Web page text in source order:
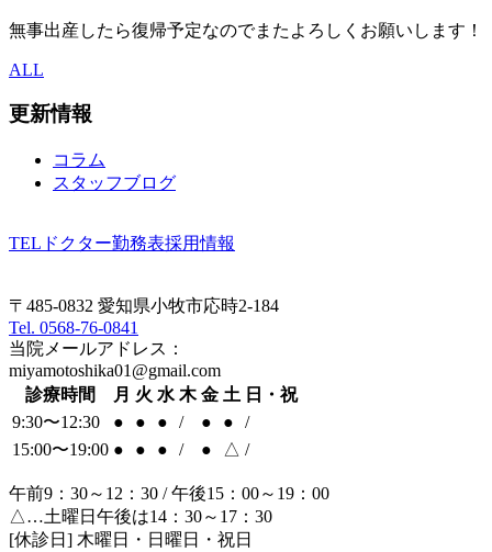
無事出産したら復帰予定なのでまたよろしくお願いします！
ALL
更新情報
コラム
スタッフブログ
TEL ドクター勤務表採用情報
〒485-0832 愛知県小牧市応時2-184
Tel. 0568-76-0841
当院メールアドレス：
miyamotoshika01@gmail.com
診療時間
月 火 水 木 金 土 日・祝
9:30〜12:30
● ● ● / ● ●
/
15:00〜19:00 ● ● ● / ● △ /
午前9：30～12：30 / 午後15：00～19：00
△…土曜日午後は14：30～17：30
[休診日] 木曜日・日曜日・祝日